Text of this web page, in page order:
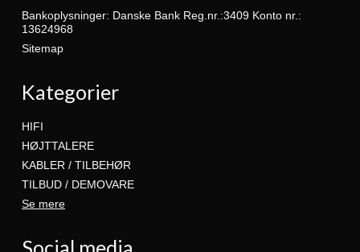
Bankoplysninger: Danske Bank Reg.nr.:3409 Konto nr.:
13624968
Sitemap
Kategorier
HIFI
HØJTTALERE
KABLER / TILBEHØR
TILBUD / DEMOVARE
Se mere